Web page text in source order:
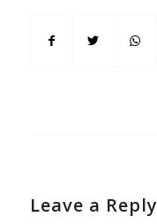
Leave a Reply